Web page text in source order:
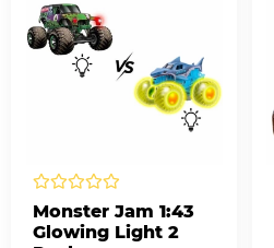
Monster Jam 1:43
Glowing Light 2